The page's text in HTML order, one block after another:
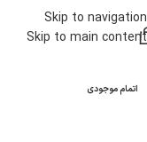
Skip to navigation
Skip to main content
اتمام موجودی